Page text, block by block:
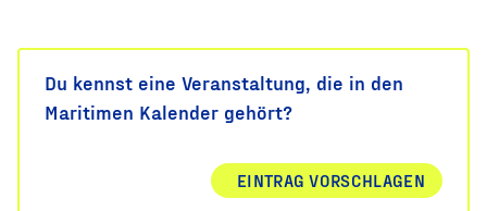
Du kennst eine Veranstaltung, die in den
Maritimen Kalender gehört?
EINTRAG VORSCHLAGEN